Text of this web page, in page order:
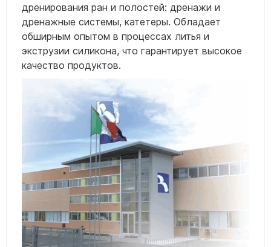
дренирования ран и полостей: дренажи и
дренажные системы, катетеры. Обладает
обширным опытом в процессах литья и
экструзии силикона, что гарантирует высокое
качество продуктов.